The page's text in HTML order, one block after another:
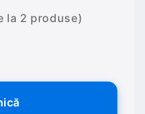
la 2 produse)